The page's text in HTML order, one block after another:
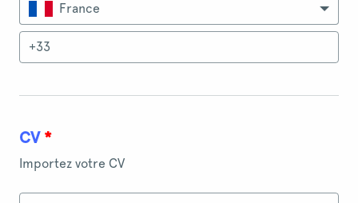
France
CV *
Importez votre CV